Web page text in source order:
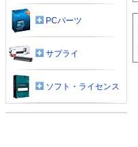
PCパーツ
サプライ
ソフト・ライセンス